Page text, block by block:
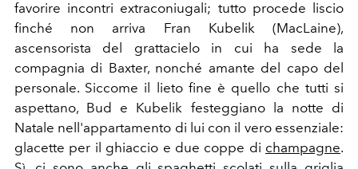
favorire incontri extraconiugali; tutto procede liscio
finché non arriva Fran Kubelik (MacLaine),
ascensorista del grattacielo in cui ha sede la
compagnia di Baxter, nonché amante del capo del
personale. Siccome il lieto fine è quello che tutti si
aspettano, Bud e Kubelik festeggiano la notte di
Natale nell'appartamento di lui con il vero essenziale:
glacette per il ghiaccio e due coppe di champagne.